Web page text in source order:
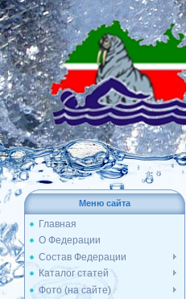
Меню сайта
Главная
О Федерации
Состав Федерации
Каталог статей
Фото (на сайте)